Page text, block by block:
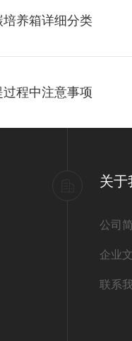
养箱详细分类
程中注意事项
关于
公司
企业
联系